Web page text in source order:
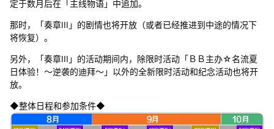
定于数月后在「主线物语」中追加。
那时，「奏章III」的剧情也将开放（或者已经推进到中途的情况下
将恢复）。
另外，「奏章III」的活动期间内，除限时活动「ＢＢ主办☆名流夏
日体验！～逆袭的迪拜～」以外的全新限时活动和纪念活动也将开
放。
◆整体日程和参加条件◆